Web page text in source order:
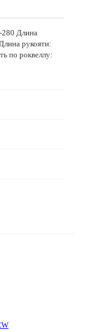
Длина
рукояти:
по роквеллу: